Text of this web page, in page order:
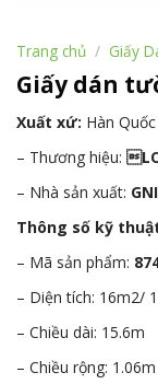
Trang chủ / Giấy
Giấy dán
Xuất xứ: Hàn
– Thương hiệu:
– Nhà sản xuất: GNI
Thông số kỹ
– Mã sản phẩm:
– Diện tích: 16m2/
– Chiều dài: 15.6m
– Chiều rộng: 1.06m